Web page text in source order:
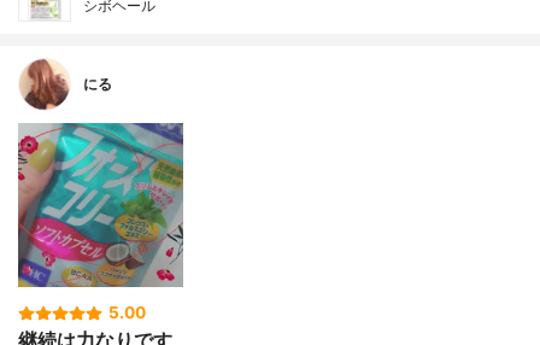
シボヘール
にる
5.00
継続は力なりです